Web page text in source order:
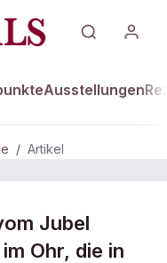
Ausstellungen
/ Artikel
Jubel
Ohr, die in